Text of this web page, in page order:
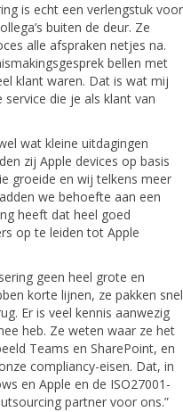
is echt een verlengstuk voor
buiten de deur. Ze
alle afspraken netjes na.
bellen met
klant waren. Dat is wat mij
die je als klant van
wat kleine uitdagingen
zij Apple devices op basis
groeide en wij telkens meer
we behoefte aan een
heeft dat heel goed
op te leiden tot Apple
geen heel grote en
korte lijnen, ze pakken snel
Er is veel kennis aanwezig
heb. Ze weten waar ze het
Teams en SharePoint, en
compliancy-eisen. Dat, in
en Apple en de ISO27001-
partner voor ons.”